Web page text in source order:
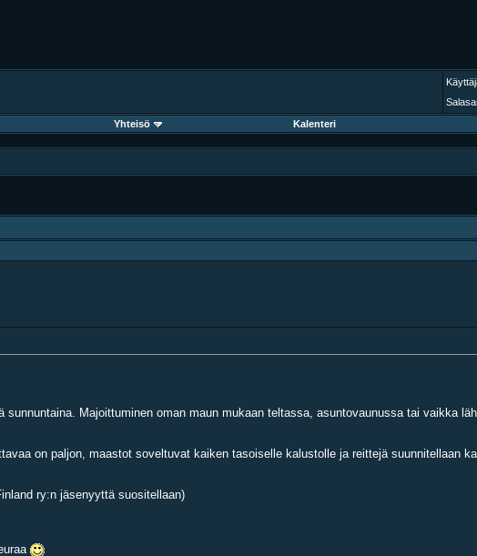
Yhteisö Kalenteri
Majoittuminen oman maun mukaan teltassa, asuntovaunussa tai vaikka
on paljon, maastot soveltuvat kaiken tasoiselle kalustolle ja reittejä suunnitellaan
ry:n jäsenyyttä suositellaan)